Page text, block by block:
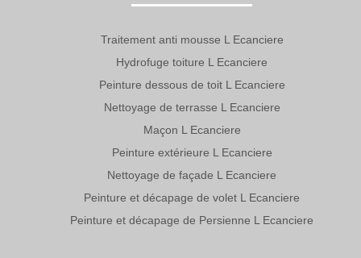
Traitement anti mousse L Ecanciere
Hydrofuge toiture L Ecanciere
Peinture dessous de toit L Ecanciere
Nettoyage de terrasse L Ecanciere
Maçon L Ecanciere
Peinture extérieure L Ecanciere
Nettoyage de façade L Ecanciere
Peinture et décapage de volet L Ecanciere
Peinture et décapage de Persienne L Ecanciere